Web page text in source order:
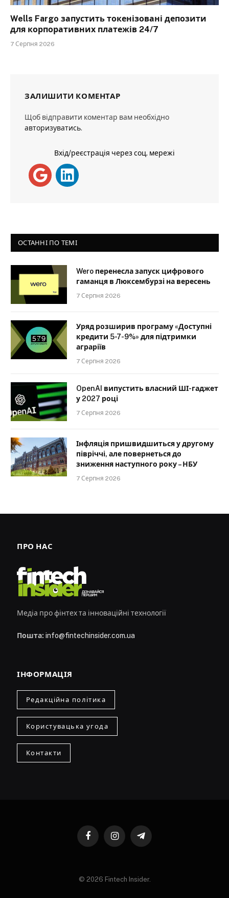
Wells Fargo запустить токенізовані депозити
для корпоративних платежів 24/7
7 Серпня 2026
ЗАЛИШИТИ КОМЕНТАР
Щоб відправити коментар вам необхідно
авторизуватись.
Вхід/реєстрація через соц. мережі
ОСТАННІ ПО ТЕМІ
Wero перенесла запуск цифрового
гаманця в Люксембурзі на вересень
7 Серпня 2026
Уряд розширив програму «Доступні
кредити 5-7-9%» для підтримки
аграріїв
7 Серпня 2026
OpenAI випустить власний ШІ-гаджет
у 2027 році
7 Серпня 2026
Інфляція пришвидшиться у другому
півріччі, але повернеться до
зниження наступного року – НБУ
7 Серпня 2026
ПРО НАС
Медіа про фінтех та інноваційні технології
Пошта: info@fintechinsider.com.ua
ІНФОРМАЦІЯ
Редакційна політика
Користувацька угода
Контакти
FacebookInstagramTelegram
© 2026 Fintech Insider.